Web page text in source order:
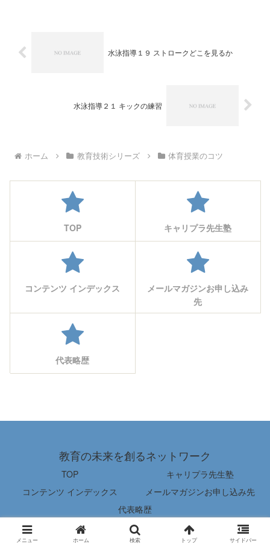
水泳指導１９ ストロークどこを見るか
水泳指導２１ キックの練習
ホーム 教育技術シリーズ 体育授業のコツ
TOP キャリプラ先生塾
コンテンツ インデックス
メールマガジンお申し込み
先
代表略歴
教育の未来を創るネットワーク
TOP
キャリプラ先生塾
コンテンツ インデックス
メールマガジンお申し込み先
代表略歴
© 2022 教育の未来を創るネットワーク.
メニュー ホーム 検索 トップ サイドバー